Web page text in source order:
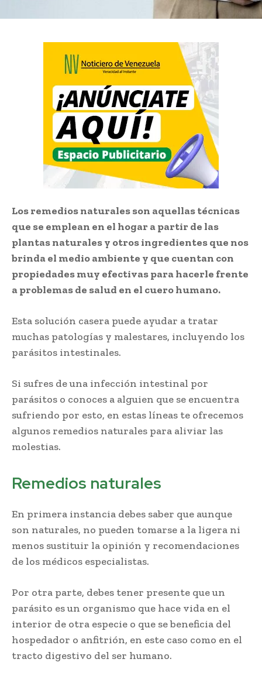
Los remedios naturales son aquellas técnicas
que se emplean en el hogar a partir de las
plantas naturales y otros ingredientes que nos
brinda el medio ambiente y que cuentan con
propiedades muy efectivas para hacerle frente
a problemas de salud en el cuero humano.
Esta solución casera puede ayudar a tratar
muchas patologías y malestares, incluyendo los
parásitos intestinales.
Si sufres de una infección intestinal por
parásitos o conoces a alguien que se encuentra
sufriendo por esto, en estas líneas te ofrecemos
algunos remedios naturales para aliviar las
molestias.
Remedios naturales
En primera instancia debes saber que aunque
son naturales, no pueden tomarse a la ligera ni
menos sustituir la opinión y recomendaciones
de los médicos especialistas.
Por otra parte, debes tener presente que un
parásito es un organismo que hace vida en el
interior de otra especie o que se beneficia del
hospedador o anfitrión, en este caso como en el
tracto digestivo del ser humano.